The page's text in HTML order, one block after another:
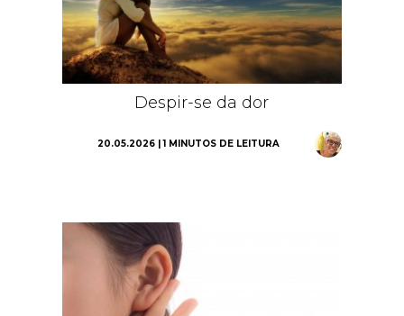
Despir-se da dor
20.05.2026 | 1 MINUTOS DE LEITURA